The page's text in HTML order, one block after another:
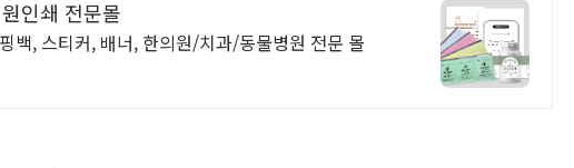
인쇄 전문몰
백, 스티커, 배너, 한의원/치과/동물병원 전문 몰